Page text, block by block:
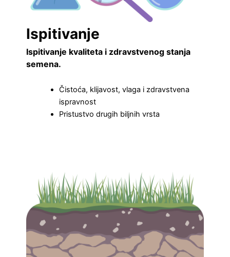
Ispitivanje
Ispitivanje kvaliteta i zdravstvenog stanja
semena.
Čistoća, klijavost, vlaga i zdravstvena
ispravnost
Pristustvo drugih biljnih vrsta